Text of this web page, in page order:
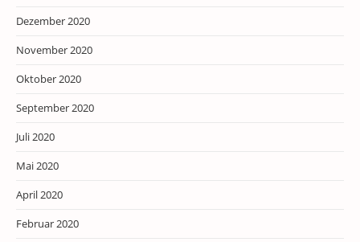
Dezember 2020
November 2020
Oktober 2020
September 2020
Juli 2020
Mai 2020
April 2020
Februar 2020